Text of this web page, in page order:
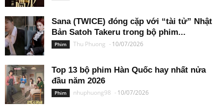
Sana (TWICE) đóng cặp với “tài tử” Nhật
Bản Satoh Takeru trong bộ phim...
Phim Thu Phuong - 10/07/2026
Top 13 bộ phim Hàn Quốc hay nhất nửa
đầu năm 2026
Phim nhuphuong98 - 10/07/2026